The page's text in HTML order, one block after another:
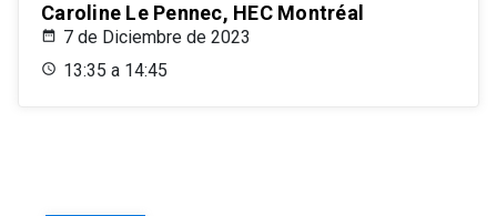
Caroline Le Pennec, HEC Montréal
7 de Diciembre de 2023
13:35 a 14:45